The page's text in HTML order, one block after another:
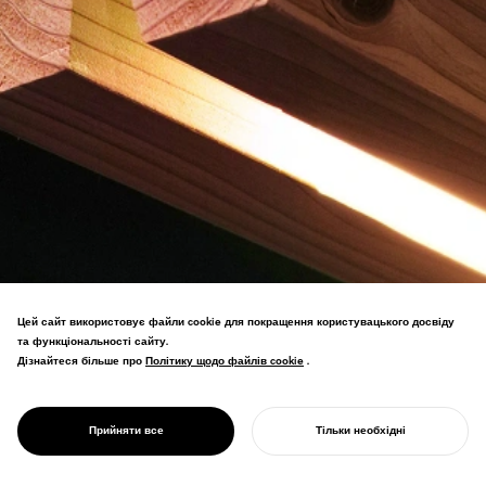
PROJECT
KINOWA
Меблевий бренд, що пропагує
цінність деревини. Переможець золотої
нагороди DFA Design Award.
Цей сайт використовує файли cookie для покращення користувацького досвіду
та функціональності сайту.
Дізнайтеся більше про Політику щодо файлів cookie
Політику щодо файлів cookie .
Прийняти все Тільки необхідні